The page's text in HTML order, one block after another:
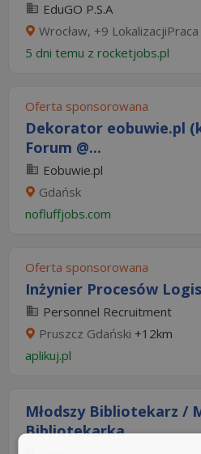
EduGO P.S.A
Wrocław, +9
5 dni temu z rocketjobs.pl
Oferta sponsorowana
Dekorator eobuwie.pl
Forum @...
Eobuwie.pl
Gdańsk
nofluffjobs.com
Oferta sponsorowana
Inżynier Procesów
Personnel Recruitment
Pruszcz Gdański +12km
aplikuj.pl
Młodszy Bibliotekarz /
Bibliotekarka